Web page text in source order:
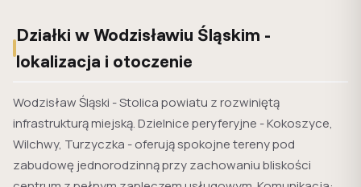
Działki w Wodzisławiu Śląskim -
lokalizacja i otoczenie
Wodzisław Śląski - Stolica powiatu z rozwiniętą
infrastrukturą miejską. Dzielnice peryferyjne - Kokoszyce,
Wilchwy, Turzyczka - oferują spokojne tereny pod
zabudowę jednorodzinną przy zachowaniu bliskości